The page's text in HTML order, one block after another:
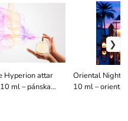
Hyperion attar
ml – pánska
vôňa
Oriental Night
10 ml –